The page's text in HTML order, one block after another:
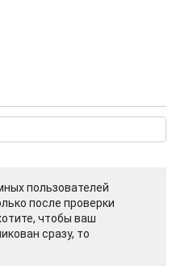
пользователей
после проверки
чтобы ваш
сразу, то